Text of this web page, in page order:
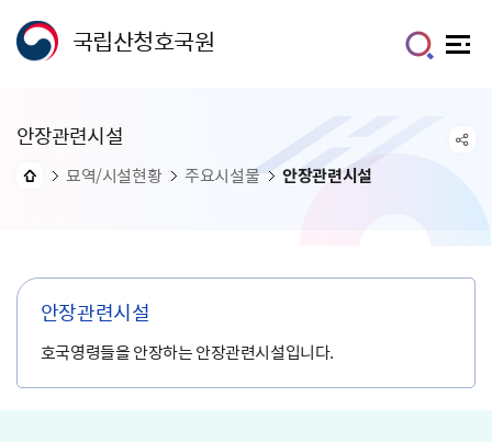
국립산청호국원
안장관련시설
묘역/시설현황 주요시설물 안장관련시설
안장관련시설
호국영령들을 안장하는 안장관련시설입니다.